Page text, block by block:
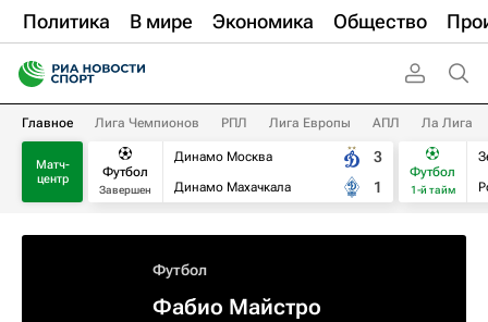
Политика В мире Экономика Общество
Главное Лига Чемпионов РПЛ Лига Европы АПЛ Ла Лига
Матч-
центр
Футбол
Завершен
Динамо Москва
Динамо Махачкала
3
1
Футбол
1-й тайм
Футбол
Фабио Майстро